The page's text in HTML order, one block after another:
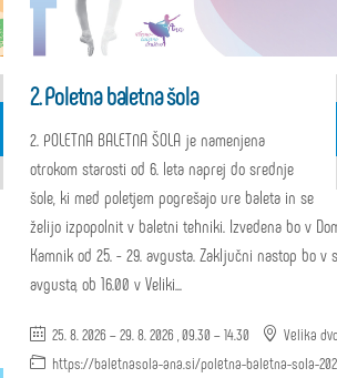
2. Poletna baletna šola
2. POLETNA BALETNA ŠOLA je namenjena
otrokom starosti od 6. leta naprej do srednje
šole, ki med poletjem pogrešajo ure baleta in se
želijo izpopolnit v baletni tehniki. Izvedena bo v
Kamnik od 25. - 29. avgusta. Zaključni nastop bo v
avgusta, ob 16.00 v Veliki...
25. 8. 2026 – 29. 8. 2026 , 09.30 – 14.30
Velika
https://baletnasola-ana.si/poletna-baletna-sola-